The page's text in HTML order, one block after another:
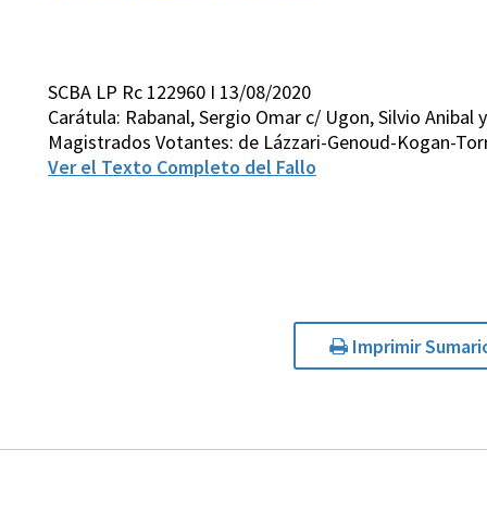
SCBA LP Rc 122960 I 13/08/2020
Carátula: Rabanal, Sergio Omar c/ Ugon, Silvio
Magistrados Votantes: de Lázzari-Genoud-Kogan-
Ver el Texto Completo del Fallo
Imprimir